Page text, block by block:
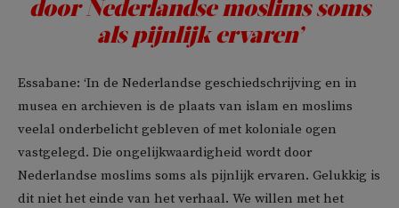
door Nederlandse moslims soms
als pijnlijk ervaren’
Essabane: ‘In de Nederlandse geschiedschrijving en in
musea en archieven is de plaats van islam en moslims
veelal onderbelicht gebleven of met koloniale ogen
vastgelegd. Die ongelijkwaardigheid wordt door
Nederlandse moslims soms als pijnlijk ervaren. Gelukkig is
dit niet het einde van het verhaal. We willen met het